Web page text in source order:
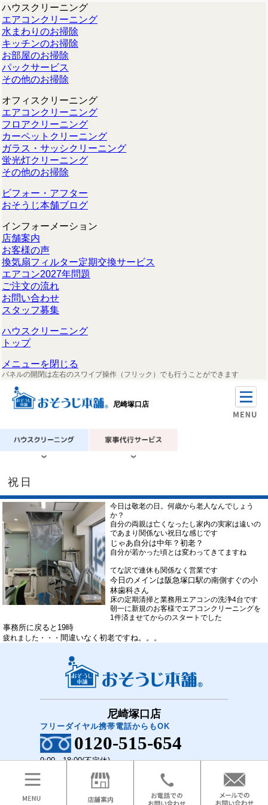
ハウスクリーニング
エアコンクリーニング
水まわりのお掃除
キッチンのお掃除
お部屋のお掃除
パックサービス
その他のお掃除
オフィスクリーニング
エアコンクリーニング
フロアクリーニング
カーペットクリーニング
ガラス・サッシクリーニング
蛍光灯クリーニング
その他のお掃除
ビフォー・アフター
おそうじ本舗ブログ
インフォーメーション
店舗案内
お客様の声
換気扇フィルター定期交換サービス
エアコン2027年問題
ご注文の流れ
お問い合わせ
スタッフ募集
ハウスクリーニング
トップ
メニューを閉じる
パネルの開閉は左右のスワイプ操作（フリック）でも行うことができます
尼崎塚口店
祝日
今日は敬老の日。何歳から老人なんでしょう
か？
自分の両親は亡くなったし家内の実家は遠いの
であまり関係ない祝日な感じです
じゃあ自分は中年？初老？
自分が若かった頃とは変わってきてますね
てな訳で連休も関係なく営業です
今日のメインは阪急塚口駅の南側すぐの小
林歯科さん
床の定期清掃と業務用エアコンの洗浄4台です
朝一に新規のお客様でエアコンクリーニングを
1件済ませてからのスタートでした
事務所に戻ると19時
疲れました・・・ 間違いなく初老ですね。。。
尼崎塚口店
フリーダイヤル携帯電話からもOK
0120-515-654
9:00～18:00(不定休)
COPYRIGHT(C)2018 おそうじ本舗 尼崎塚口店 All Rights Reserved.